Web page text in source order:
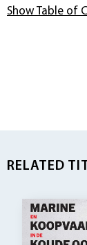
Show Table of
RELATED